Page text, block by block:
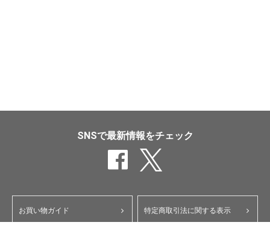
SNSで最新情報をチェック
お買い物ガイド 特定商取引法に関する表示